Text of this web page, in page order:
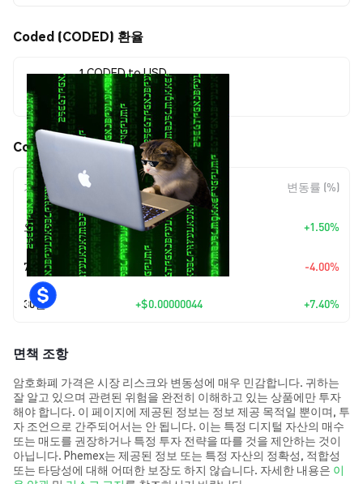
Coded (CODED) 환율
1 CODED to USD
$0.00000645
Coded (CODED) 가격 움직임
기간 변동 폭 변동률 (%)
오늘 + $0.079532 +1.50%
7일 $-0.00000027 -4.00%
30일 +$0.00000044 +7.40%
면책 조항
암호화폐 가격은 시장 리스크와 변동성에 매우 민감합니다. 귀하는
잘 알고 있으며 관련된 위험을 완전히 이해하고 있는 상품에만 투자
해야 합니다. 이 페이지에 제공된 정보는 정보 제공 목적일 뿐이며, 투
자 조언으로 간주되어서는 안 됩니다. 이는 특정 디지털 자산의 매수
또는 매도를 권장하거나 특정 투자 전략을 따를 것을 제안하는 것이
아닙니다. Phemex는 제공된 정보 또는 특정 자산의 정확성, 적합성
또는 타당성에 대해 어떠한 보장도 하지 않습니다. 자세한 내용은 이